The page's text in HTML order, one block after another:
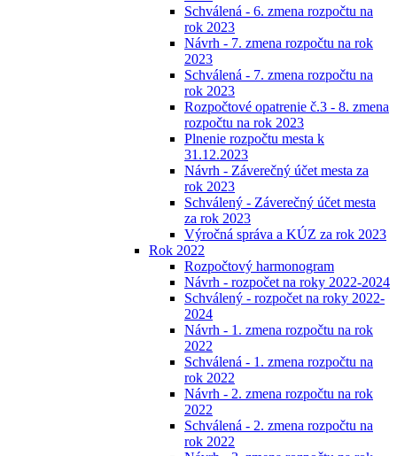
Schválená - 6. zmena rozpočtu na
rok 2023
Návrh - 7. zmena rozpočtu na rok
2023
Schválená - 7. zmena rozpočtu na
rok 2023
Rozpočtové opatrenie č.3 - 8. zmena
rozpočtu na rok 2023
Plnenie rozpočtu mesta k
31.12.2023
Návrh - Záverečný účet mesta za
rok 2023
Schválený - Záverečný účet mesta
za rok 2023
Výročná správa a KÚZ za rok 2023
Rok 2022
Rozpočtový harmonogram
Návrh - rozpočet na roky 2022-2024
Schválený - rozpočet na roky 2022-
2024
Návrh - 1. zmena rozpočtu na rok
2022
Schválená - 1. zmena rozpočtu na
rok 2022
Návrh - 2. zmena rozpočtu na rok
2022
Schválená - 2. zmena rozpočtu na
rok 2022